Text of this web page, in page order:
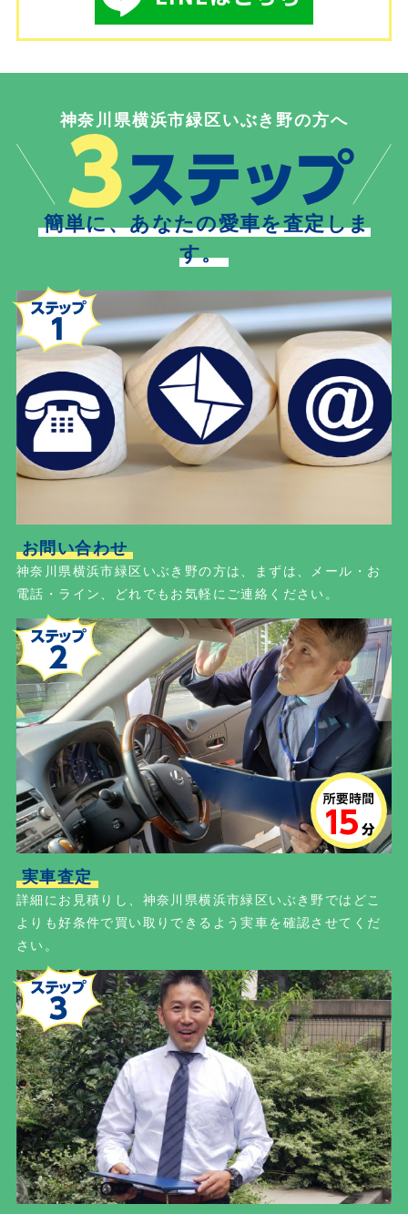
神奈川県横浜市緑区いぶき野の方へ
簡単に、あなたの愛車を査定しま
す。
お問い合わせ
神奈川県横浜市緑区いぶき野の方は、まずは、メール・お
電話・ライン、どれでもお気軽にご連絡ください。
実車査定
詳細にお見積りし、神奈川県横浜市緑区いぶき野ではどこ
よりも好条件で買い取りできるよう実車を確認させてくだ
さい。